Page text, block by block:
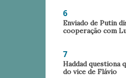
6
Enviado de Putin
cooperação com
7
Haddad questiona
do vice de Flávio